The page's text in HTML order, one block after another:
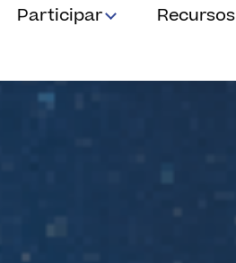
Participar Recursos